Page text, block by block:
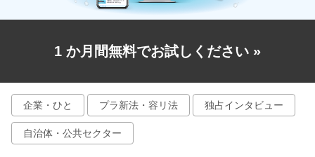
1 か月間無料でお試しください »
企業・ひと プラ新法・容リ法 独占インタビュー
自治体・公共セクター